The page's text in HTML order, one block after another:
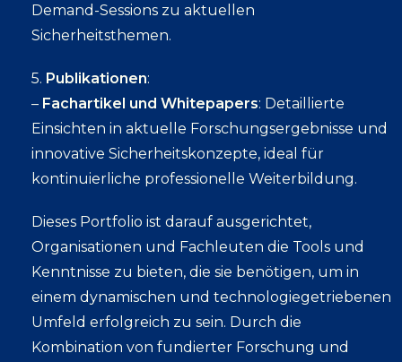
Demand-Sessions zu aktuellen
Sicherheitsthemen.
5. Publikationen:
– Fachartikel und Whitepapers: Detaillierte
Einsichten in aktuelle Forschungsergebnisse und
innovative Sicherheitskonzepte, ideal für
kontinuierliche professionelle Weiterbildung.
Dieses Portfolio ist darauf ausgerichtet,
Organisationen und Fachleuten die Tools und
Kenntnisse zu bieten, die sie benötigen, um in
einem dynamischen und technologiegetriebenen
Umfeld erfolgreich zu sein. Durch die
Kombination von fundierter Forschung und